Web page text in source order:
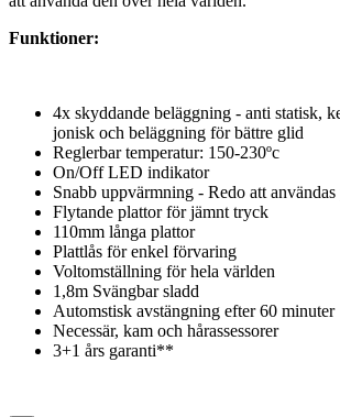
Funktioner:
4x skyddande beläggning - anti statisk,
jonisk och beläggning för bättre glid
Reglerbar temperatur: 150-230ºc
On/Off LED indikator
Snabb uppvärmning - Redo att
Flytande plattor för jämnt tryck
110mm långa plattor
Plattlås för enkel förvaring
Voltomställning för hela världen
1,8m Svängbar sladd
Automstisk avstängning efter 60 minuter
Necessär, kam och hårassessorer
3+1 års garanti**